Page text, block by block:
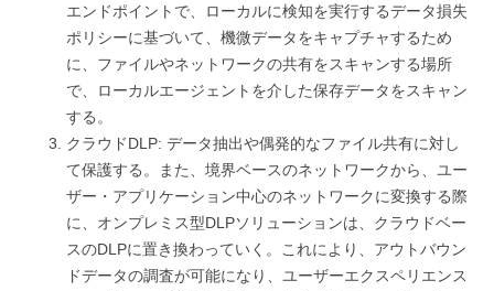
エンドポイントで、ローカルに検知を実行するデータ損失
ポリシーに基づいて、機微データをキャプチャするため
に、ファイルやネットワークの共有をスキャンする場所
で、ローカルエージェントを介した保存データをスキャン
する。
クラウドDLP: データ抽出や偶発的なファイル共有に対し
て保護する。また、境界ベースのネットワークから、ユー
ザー・アプリケーション中心のネットワークに変換する際
に、オンプレミス型DLPソリューションは、クラウドベー
スのDLPに置き換わっていく。これにより、アウトバウン
ドデータの調査が可能になり、ユーザーエクスペリエンス